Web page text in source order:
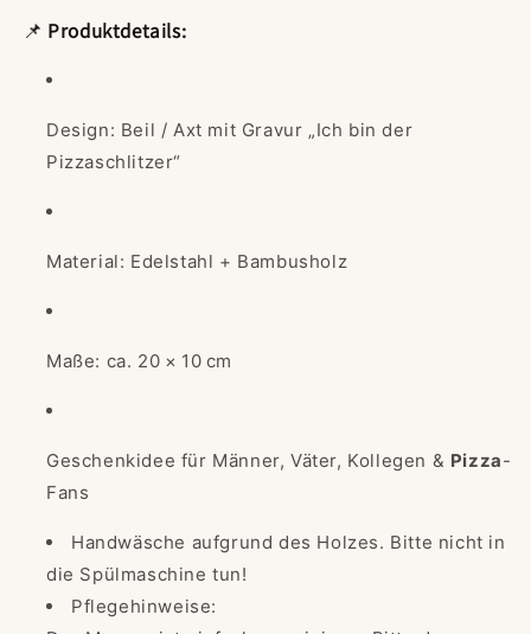
📌 Produktdetails:
Design: Beil / Axt mit Gravur „Ich bin der
Pizzaschlitzer“
Material: Edelstahl + Bambusholz
Maße: ca. 20 × 10 cm
Geschenkidee für Männer, Väter, Kollegen & Pizza-
Fans
Handwäsche aufgrund des Holzes. Bitte nicht in
die Spülmaschine tun!
Pflegehinweise: